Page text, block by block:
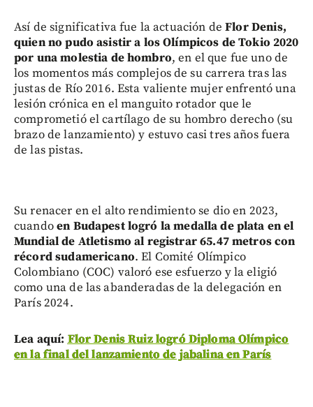
Así de significativa fue la actuación de Flor Denis,
quien no pudo asistir a los Olímpicos de Tokio 2020
por una molestia de hombro, en el que fue uno de
los momentos más complejos de su carrera tras las
justas de Río 2016. Esta valiente mujer enfrentó una
lesión crónica en el manguito rotador que le
comprometió el cartílago de su hombro derecho (su
brazo de lanzamiento) y estuvo casi tres años fuera
de las pistas.
Su renacer en el alto rendimiento se dio en 2023,
cuandoen Budapest logró la medalla de plata en el
Mundial de Atletismo al registrar 65.47 metros con
récord sudamericano. El Comité Olímpico
Colombiano (COC) valoró ese esfuerzo y la eligió
como una de las abanderadas de la delegación en
París 2024.
Lea aquí: Flor Denis Ruiz logró Diploma Olímpico
en la final del lanzamiento de jabalina en París